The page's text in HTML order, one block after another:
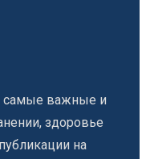
самые важные и
здоровье
на